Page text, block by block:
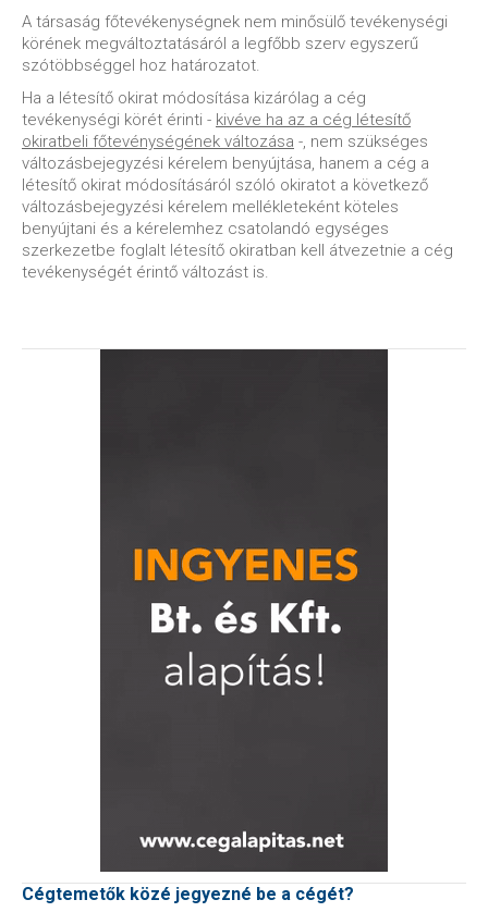
A társaság főtevékenységnek nem minősülő tevékenységi
körének megváltoztatásáról a legfőbb szerv egyszerű
szótöbbséggel hoz határozatot.
Ha a létesítő okirat módosítása kizárólag a cég
tevékenységi körét érinti - kivéve ha az a cég létesítő
okiratbeli főtevénységének változása -, nem szükséges
változásbejegyzési kérelem benyújtása, hanem a cég a
létesítő okirat módosításáról szóló okiratot a következő
változásbejegyzési kérelem mellékleteként köteles
benyújtani és a kérelemhez csatolandó egységes
szerkezetbe foglalt létesítő okiratban kell átvezetnie a cég
tevékenységét érintő változást is.
Cégtemetők közé jegyezné be a cégét?